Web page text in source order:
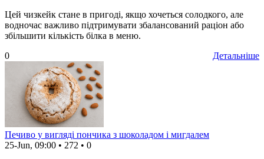
Цей чизкейк стане в пригоді, якщо хочеться солодкого, але
водночас важливо підтримувати збалансований раціон або
збільшити кількість білка в меню.
Детальніше
0
Печиво у вигляді пончика з шоколадом і мигдалем
25-Jun, 09:00 • 272 • 0